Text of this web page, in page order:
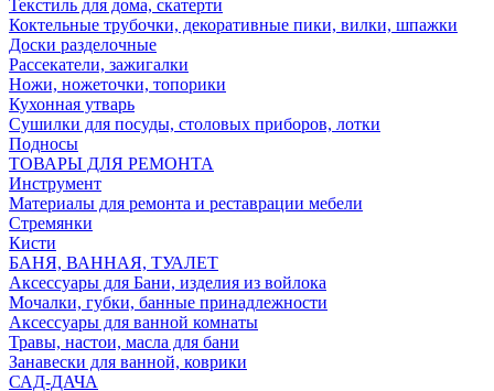
Текстиль для дома, скатерти
Коктельные трубочки, декоративные пики, вилки, шпажки
Доски разделочные
Рассекатели, зажигалки
Ножи, ножеточки, топорики
Кухонная утварь
Сушилки для посуды, столовых приборов, лотки
Подносы
ТОВАРЫ ДЛЯ РЕМОНТА
Инструмент
Материалы для ремонта и реставрации мебели
Стремянки
Кисти
БАНЯ, ВАННАЯ, ТУАЛЕТ
Аксессуары для Бани, изделия из войлока
Мочалки, губки, банные принадлежности
Аксессуары для ванной комнаты
Травы, настои, масла для бани
Занавески для ванной, коврики
САД-ДАЧА